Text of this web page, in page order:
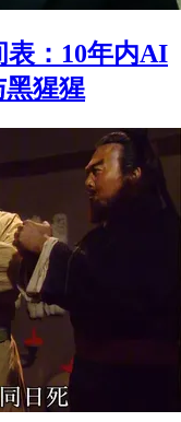
：10年内AI
黑猩猩